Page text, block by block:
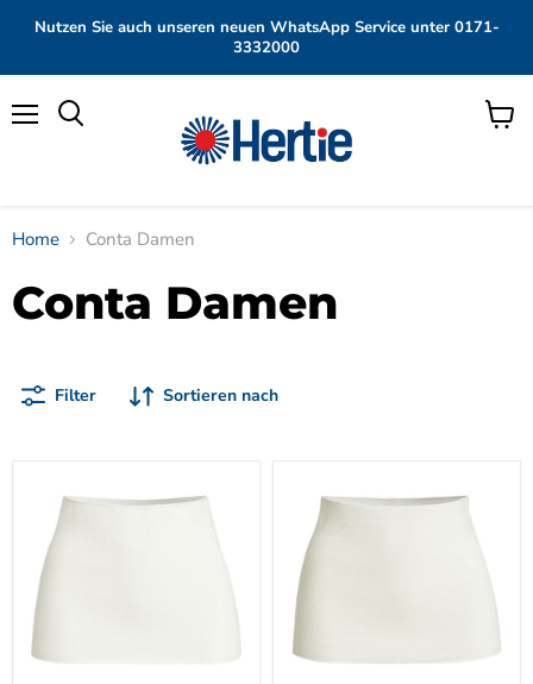
Nutzen Sie auch unseren neuen WhatsApp Service unter 0171-
3332000
Home Conta Damen
Conta Damen
Filter Sortieren nach